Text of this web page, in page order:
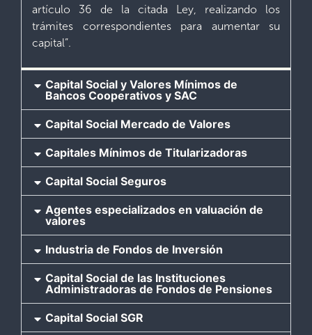
artículo 36 de la citada Ley, realizando los
trámites correspondientes para aumentar su
capital”.
Capital Social y Valores Mínimos de
Bancos Cooperativos y SAC
Capital Social Mercado de Valores
Capitales Mínimos de Titularizadoras
Capital Social Seguros
Agentes especializados en valuación de
valores
Industria de Fondos de Inversión
Capital Social de las Instituciones
Administradoras de Fondos de Pensiones
Capital Social SGR